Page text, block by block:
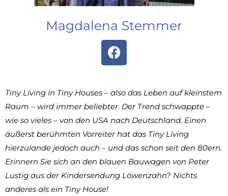
Magdalena Stemmer
Tiny Living in Tiny Houses – also das Leben auf kleinstem
Raum – wird immer beliebter. Der Trend schwappte –
wie so vieles – von den USA nach Deutschland. Einen
äußerst berühmten Vorreiter hat das Tiny Living
hierzulande jedoch auch – und das schon seit den 80ern.
Erinnern Sie sich an den blauen Bauwagen von Peter
Lustig aus der Kindersendung Löwenzahn? Nichts
anderes als ein Tiny House!